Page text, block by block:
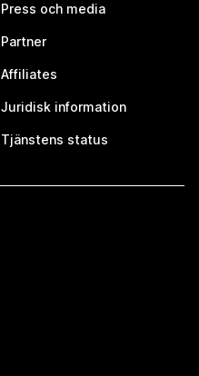
Press och media
Partner
Affiliates
Juridisk information
Tjänstens status